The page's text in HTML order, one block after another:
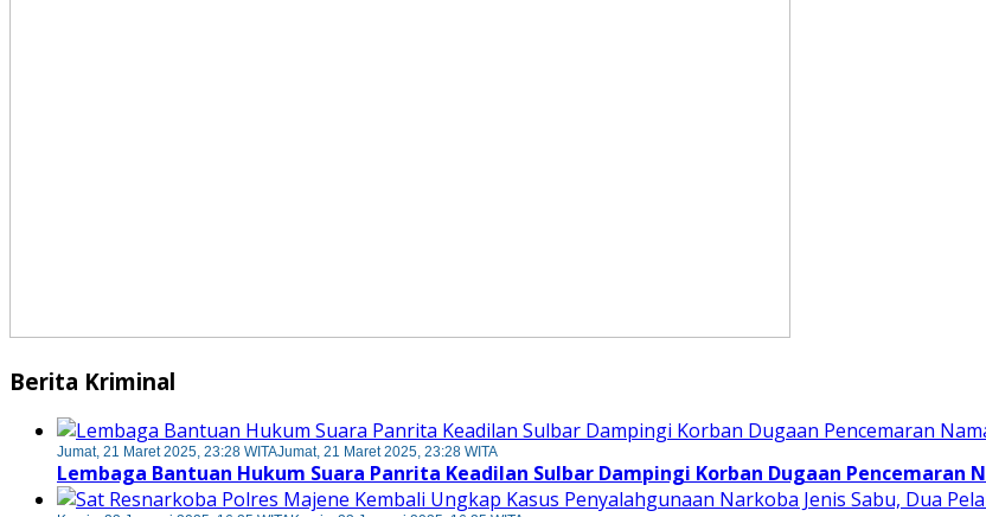
Berita Kriminal
Jumat, 21 Maret 2025, 23:28 WITAJumat, 21 Maret 2025, 23:28 WITA
Lembaga Bantuan Hukum Suara Panrita Keadilan Sulbar Dampingi Korban Dugaan Pencemaran